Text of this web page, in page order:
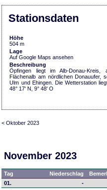
Stationsdaten
Höhe
504 m
Lage
Auf Google Maps ansehen
Beschreibung
Öpfingen liegt im Alb-Donau-Kreis,
Flächenalb am nördlichen Donauufer,
Ulm und Ehingen. Die Wetterstation
48° 17' N, 9° 48' O
< Oktober 2023
November 2023
Tag Niederschlag
01.
-